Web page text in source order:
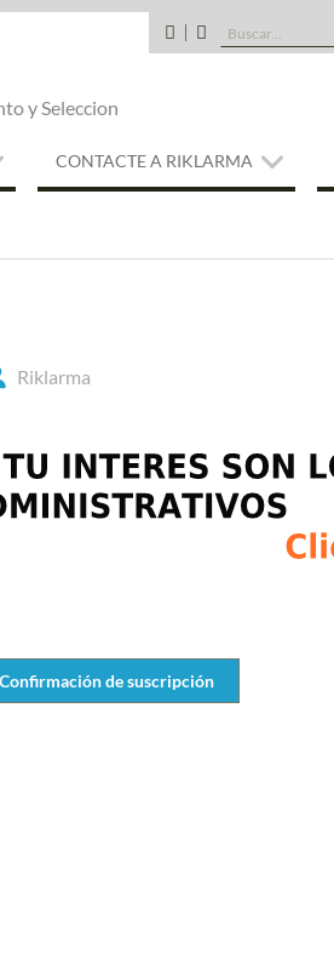
CANDIDATOS
QUE
SOMOS
Buscar:
y Seleccion
CONTACTE A RIKLARMA
Riklarma
Confirmación de suscripción